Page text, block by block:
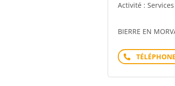
Activité :
BIERRE EN
Téléphone